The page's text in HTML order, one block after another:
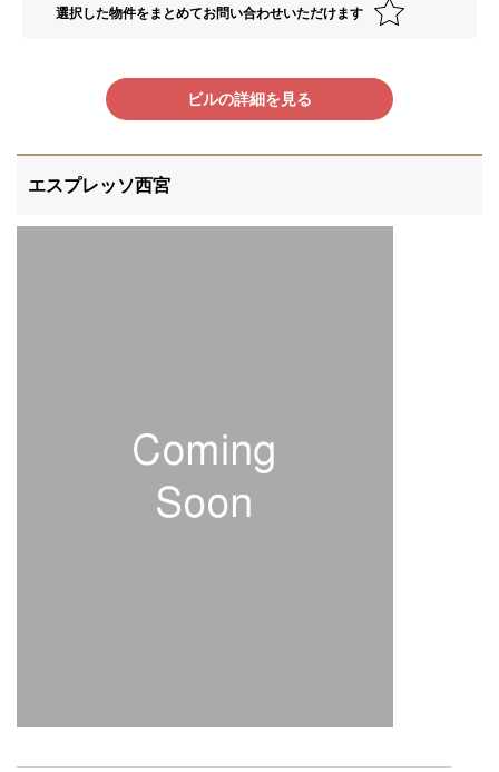
選択した物件をまとめてお問い合わせいただけます
ビルの詳細を見る
エスプレッソ西宮